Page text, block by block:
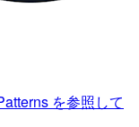
を参照して